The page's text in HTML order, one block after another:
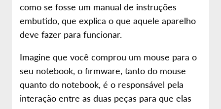
como se fosse um manual de instruções
embutido, que explica o que aquele aparelho
deve fazer para funcionar.
Imagine que você comprou um mouse para o
seu notebook, o firmware, tanto do mouse
quanto do notebook, é o responsável pela
interação entre as duas peças para que elas